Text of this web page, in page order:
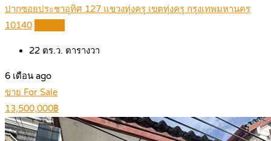
ปากซอยประชาอุทิศ 127 แขวงทุ่งครุ เขตทุ่งครุ กรุงเทพมหานคร
10140
22 ตร.ว. ตารางวา
6 เดือน ago
ขาย For Sale
13,500,000฿